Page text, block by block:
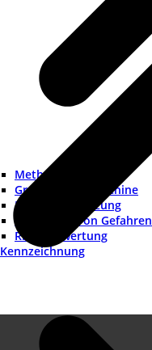
Methoden
Grenzen der Maschine
Risikoeinschätzung
Ermittlung von Gefahren
Risikobewertung